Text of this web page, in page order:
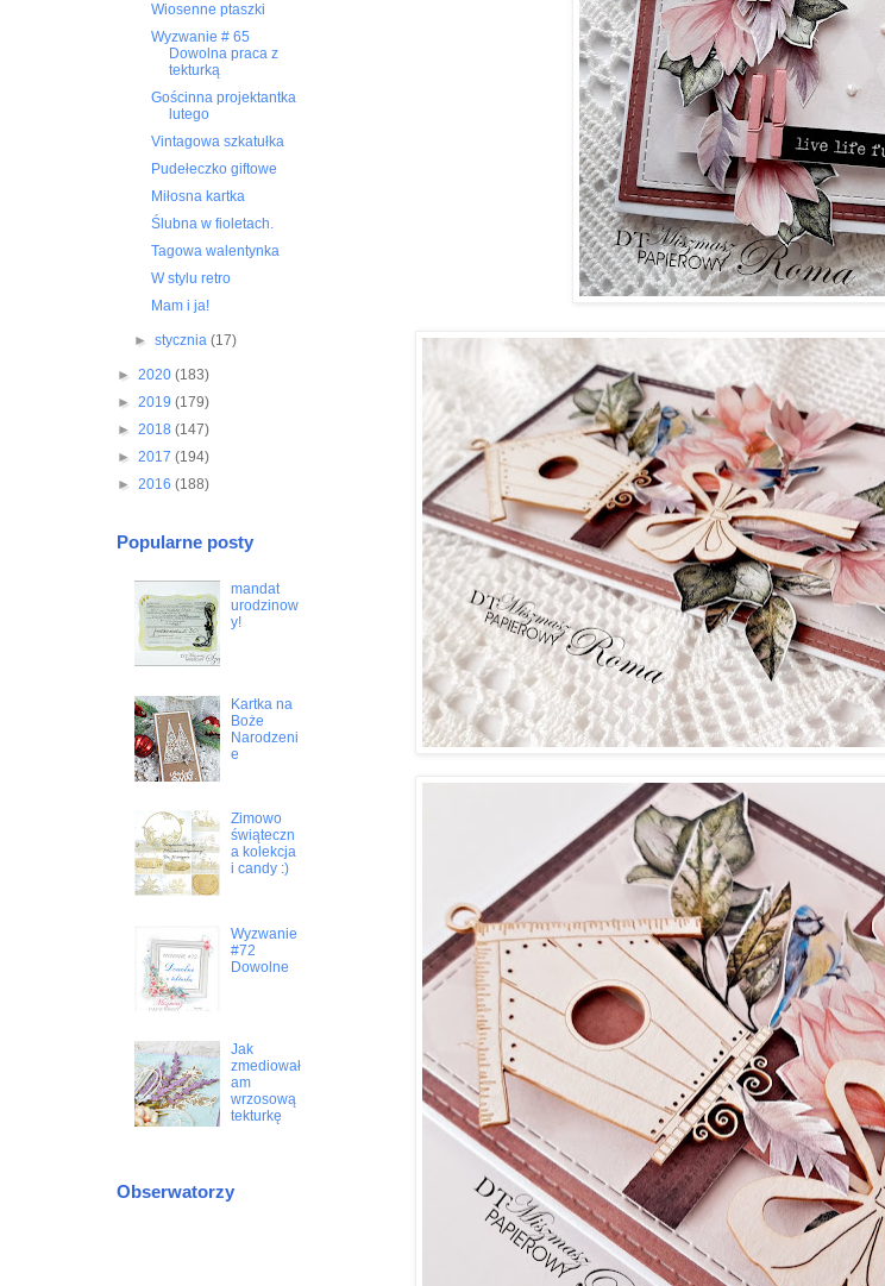
Wiosenne ptaszki
Wyzwanie # 65
Dowolna praca z
tekturką
Gościnna projektantka
lutego
Vintagowa szkatułka
Pudełeczko giftowe
Miłosna kartka
Ślubna w fioletach.
Tagowa walentynka
W stylu retro
Mam i ja!
► stycznia (17)
► 2020 (183)
► 2019 (179)
► 2018 (147)
► 2017 (194)
► 2016 (188)
Popularne posty
mandat
urodzinow
y!
Kartka na
Boże
Narodzeni
e
Zimowo
świąteczn
a kolekcja
i candy :)
Wyzwanie
#72
Dowolne
Jak
zmediował
am
wrzosową
tekturkę
Obserwatorzy